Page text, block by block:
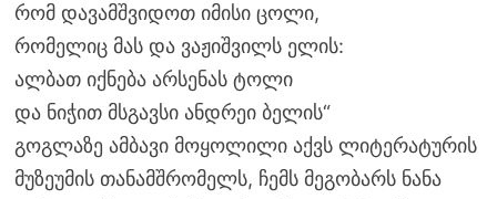
რომ დავამშვიდოთ იმისი ცოლი,
რომელიც მას და ვაჟიშვილს ელის:
ალბათ იქნება არსენას ტოლი
და ნიჭით მსგავსი ანდრეი ბელის“
გოგლაზე ამბავი მოყოლილი აქვს ლიტერატურის
მუზეუმის თანამშრომელს, ჩემს მეგობარს ნანა